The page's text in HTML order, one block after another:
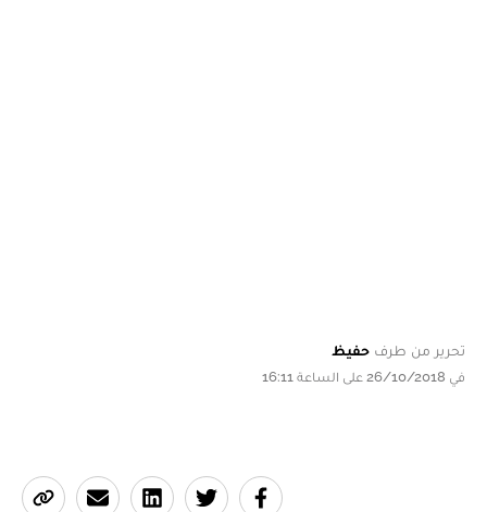
تحرير من طرف حفيظ
في 26/10/2018 على الساعة 16:11